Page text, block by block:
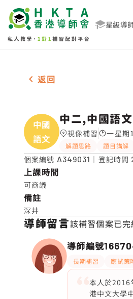
星級導
女-1名 中二,中國語文，深井
返回
中國
語文
中二,中國語文
視像補習 一星期
解題思路 題目講解
個案編號 A349031 ｜登記時間
上課時間
可商議
備註
深井
導師留言該補習個案已完
導師編號
長期補習 應試策
本人於2016
港中文大學